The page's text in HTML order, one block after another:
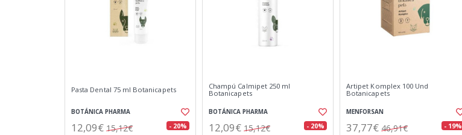
Pasta Dental 75 ml Botanicapets
BOTÁNICA PHARMA
12,09€ 15,12€ - 20%
Champú Calmipet 250 ml
Botanicapets
BOTÁNICA PHARMA
12,09€ 15,12€ - 20%
Artipet Komplex 100 Und
Botanicapets
MENFORSAN
37,77€ 46,91€ - 19%